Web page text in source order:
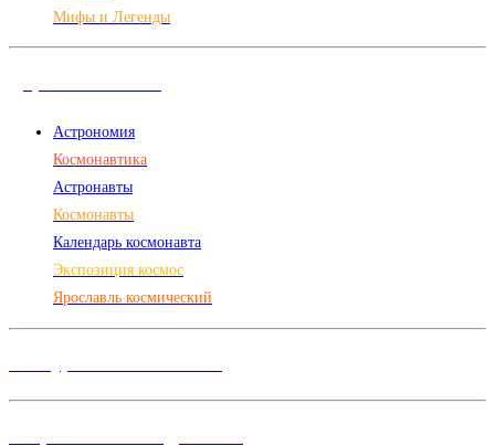
Мифы и Легенды
Астрономия
Космонавтика
Астронавты
Космонавты
Календарь космонавта
Экспозиция космос
Ярославль космический